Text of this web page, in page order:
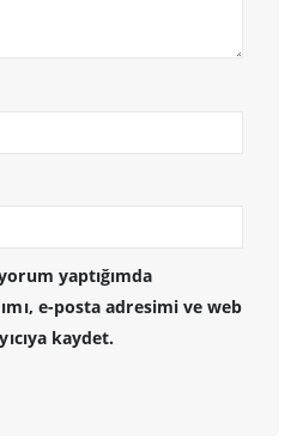
yaptığımda
e-posta adresimi ve web
kaydet.